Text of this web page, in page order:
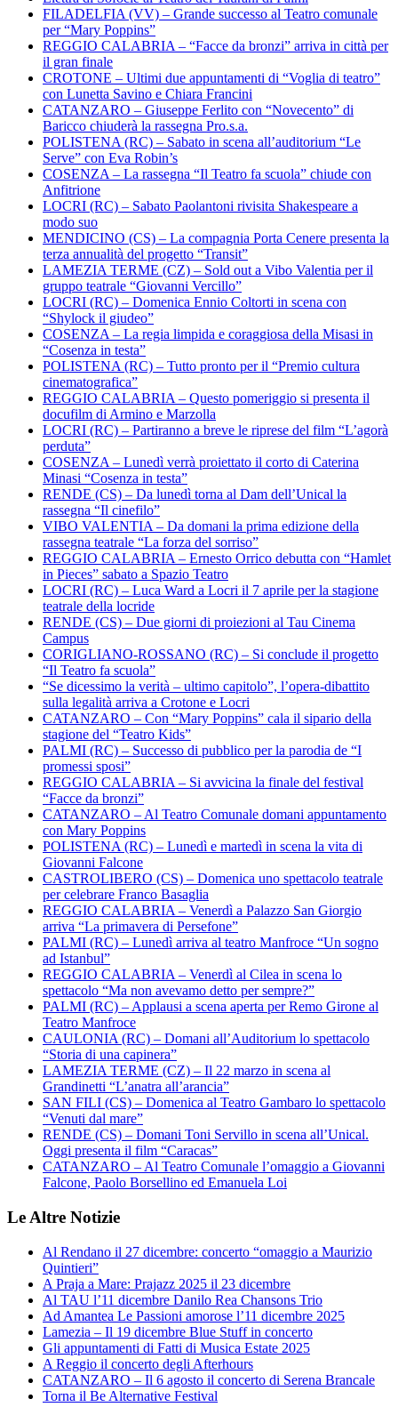
FILADELFIA (VV) – Grande successo al Teatro comunale
per “Mary Poppins”
REGGIO CALABRIA – “Facce da bronzi” arriva in città per
il gran finale
CROTONE – Ultimi due appuntamenti di “Voglia di teatro”
con Lunetta Savino e Chiara Francini
CATANZARO – Giuseppe Ferlito con “Novecento” di
Baricco chiuderà la rassegna Pro.s.a.
POLISTENA (RC) – Sabato in scena all’auditorium “Le
Serve” con Eva Robin’s
COSENZA – La rassegna “Il Teatro fa scuola” chiude con
Anfitrione
LOCRI (RC) – Sabato Paolantoni rivisita Shakespeare a
modo suo
MENDICINO (CS) – La compagnia Porta Cenere presenta la
terza annualità del progetto “Transit”
LAMEZIA TERME (CZ) – Sold out a Vibo Valentia per il
gruppo teatrale “Giovanni Vercillo”
LOCRI (RC) – Domenica Ennio Coltorti in scena con
“Shylock il giudeo”
COSENZA – La regia limpida e coraggiosa della Misasi in
“Cosenza in testa”
POLISTENA (RC) – Tutto pronto per il “Premio cultura
cinematografica”
REGGIO CALABRIA – Questo pomeriggio si presenta il
docufilm di Armino e Marzolla
LOCRI (RC) – Partiranno a breve le riprese del film “L’agorà
perduta”
COSENZA – Lunedì verrà proiettato il corto di Caterina
Minasi “Cosenza in testa”
RENDE (CS) – Da lunedì torna al Dam dell’Unical la
rassegna “Il cinefilo”
VIBO VALENTIA – Da domani la prima edizione della
rassegna teatrale “La forza del sorriso”
REGGIO CALABRIA – Ernesto Orrico debutta con “Hamlet
in Pieces” sabato a Spazio Teatro
LOCRI (RC) – Luca Ward a Locri il 7 aprile per la stagione
teatrale della locride
RENDE (CS) – Due giorni di proiezioni al Tau Cinema
Campus
CORIGLIANO-ROSSANO (RC) – Si conclude il progetto
“Il Teatro fa scuola”
“Se dicessimo la verità – ultimo capitolo”, l’opera-dibattito
sulla legalità arriva a Crotone e Locri
CATANZARO – Con “Mary Poppins” cala il sipario della
stagione del “Teatro Kids”
PALMI (RC) – Successo di pubblico per la parodia de “I
promessi sposi”
REGGIO CALABRIA – Si avvicina la finale del festival
“Facce da bronzi”
CATANZARO – Al Teatro Comunale domani appuntamento
con Mary Poppins
POLISTENA (RC) – Lunedì e martedì in scena la vita di
Giovanni Falcone
CASTROLIBERO (CS) – Domenica uno spettacolo teatrale
per celebrare Franco Basaglia
REGGIO CALABRIA – Venerdì a Palazzo San Giorgio
arriva “La primavera di Persefone”
PALMI (RC) – Lunedì arriva al teatro Manfroce “Un sogno
ad Istanbul”
REGGIO CALABRIA – Venerdì al Cilea in scena lo
spettacolo “Ma non avevamo detto per sempre?”
PALMI (RC) – Applausi a scena aperta per Remo Girone al
Teatro Manfroce
CAULONIA (RC) – Domani all’Auditorium lo spettacolo
“Storia di una capinera”
LAMEZIA TERME (CZ) – Il 22 marzo in scena al
Grandinetti “L’anatra all’arancia”
SAN FILI (CS) – Domenica al Teatro Gambaro lo spettacolo
“Venuti dal mare”
RENDE (CS) – Domani Toni Servillo in scena all’Unical.
Oggi presenta il film “Caracas”
CATANZARO – Al Teatro Comunale l’omaggio a Giovanni
Falcone, Paolo Borsellino ed Emanuela Loi
Le Altre Notizie
Al Rendano il 27 dicembre: concerto “omaggio a Maurizio
Quintieri”
A Praja a Mare: Prajazz 2025 il 23 dicembre
Al TAU l’11 dicembre Danilo Rea Chansons Trio
Ad Amantea Le Passioni amorose l’11 dicembre 2025
Lamezia – Il 19 dicembre Blue Stuff in concerto
Gli appuntamenti di Fatti di Musica Estate 2025
A Reggio il concerto degli Afterhours
CATANZARO – Il 6 agosto il concerto di Serena Brancale
Torna il Be Alternative Festival